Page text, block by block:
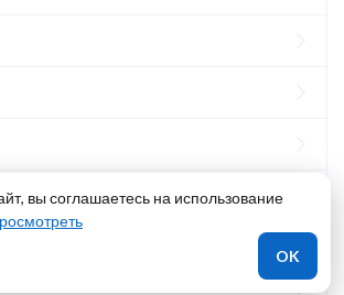
вы соглашаетесь на использование
OK